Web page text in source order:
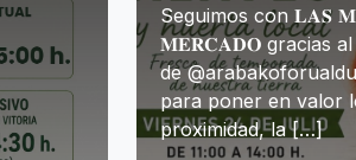
Seguimos con 𝐋𝐀𝐒
𝐌𝐄𝐑𝐂𝐀𝐃𝐎 gracias al
de
para poner en valor
proximidad, la […]